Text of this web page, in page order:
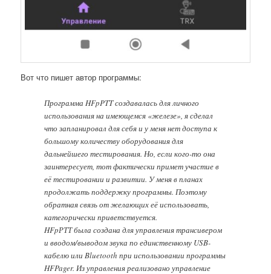
Вот что пишет автор программы:
Программа HFpPTT создавалась для личного
использования на имеющемся «железе», я сделал
что запланировал для себя и у меня нет доступа к
большому количеству оборудования для
дальнейшего тестирования. Но, если кого-то она
заинтересует, тот фактически примет участие в
её тестировании и развитии. У меня в планах
продолжать поддержку программы. Поэтому
обратная связь от желающих её использовать,
категорически приветствуется.
HFpРТТ была создана для управления трансивером
и вводом/выводом звука по единственному USB-
кабелю или Bluetooth при использовании программы
HFPager. Из управления реализовано управление